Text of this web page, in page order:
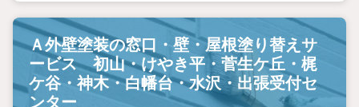
Ａ外壁塗装の窓口・壁・屋根塗り替えサ
ービス 初山・けやき平・菅生ケ丘・梶
ケ谷・神木・白幡台・水沢・出張受付セ
ンター